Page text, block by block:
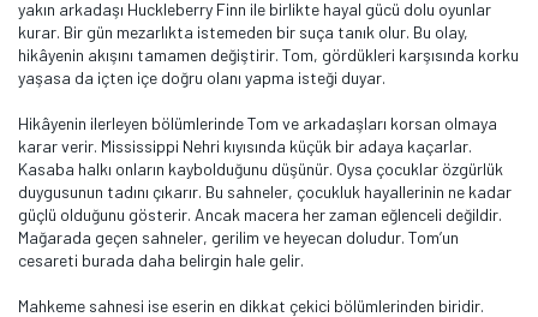
yakın arkadaşı Huckleberry Finn ile birlikte hayal gücü dolu oyunlar
kurar. Bir gün mezarlıkta istemeden bir suça tanık olur. Bu olay,
hikâyenin akışını tamamen değiştirir. Tom, gördükleri karşısında korku
yaşasa da içten içe doğru olanı yapma isteği duyar.
Hikâyenin ilerleyen bölümlerinde Tom ve arkadaşları korsan olmaya
karar verir. Mississippi Nehri kıyısında küçük bir adaya kaçarlar.
Kasaba halkı onların kaybolduğunu düşünür. Oysa çocuklar özgürlük
duygusunun tadını çıkarır. Bu sahneler, çocukluk hayallerinin ne kadar
güçlü olduğunu gösterir. Ancak macera her zaman eğlenceli değildir.
Mağarada geçen sahneler, gerilim ve heyecan doludur. Tom’un
cesareti burada daha belirgin hale gelir.
Mahkeme sahnesi ise eserin en dikkat çekici bölümlerinden biridir.